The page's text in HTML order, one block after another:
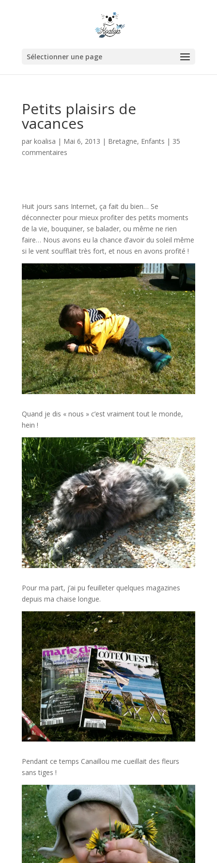
Sélectionner une page
Petits plaisirs de
vacances
par koalisa | Mai 6, 2013 | Bretagne, Enfants | 35
commentaires
Huit jours sans Internet, ça fait du bien… Se
déconnecter pour mieux profiter des petits moments
de la vie, bouquiner, se balader, ou même ne rien
faire… Nous avons eu la chance d’avoir du soleil même
si le vent soufflait très fort, et nous en avons profité !
Quand je dis « nous » c’est vraiment tout le monde,
hein !
Pour ma part, j’ai pu feuilleter quelques magazines
depuis ma chaise longue.
Pendant ce temps Canaillou me cueillait des fleurs
sans tiges !